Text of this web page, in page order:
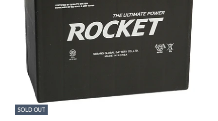
SOLD OUT